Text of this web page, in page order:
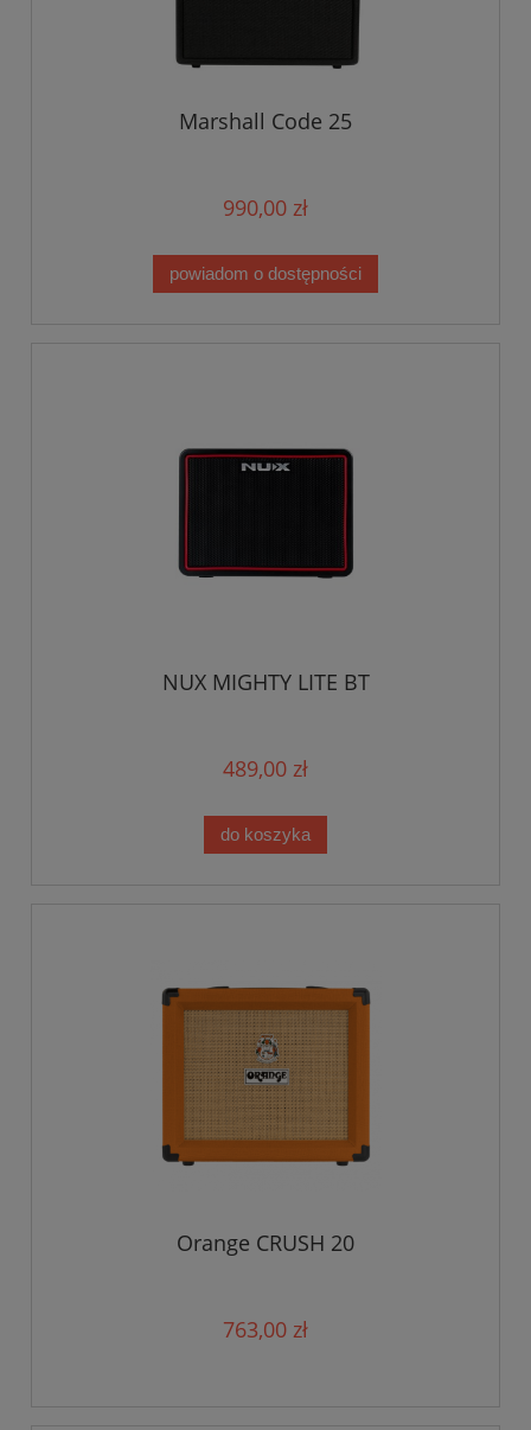
Marshall Code 25
990,00 zł
powiadom o dostępności
NUX MIGHTY LITE BT
489,00 zł
do koszyka
Orange CRUSH 20
763,00 zł